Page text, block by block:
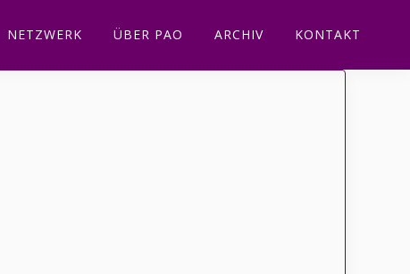
NETZWERK ÜBER PAO ARCHIV KONTAKT